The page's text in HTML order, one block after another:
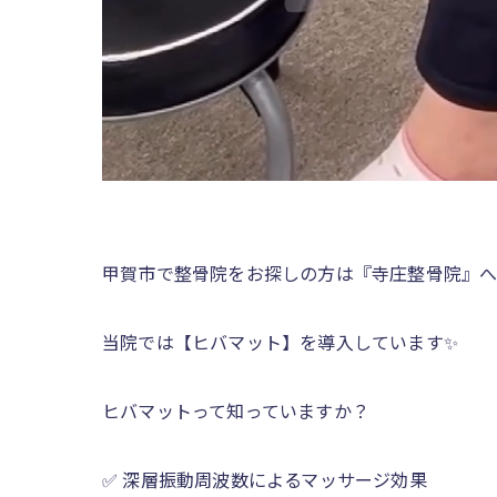
甲賀市で整骨院をお探しの方は『寺庄整骨院』
当院では【ヒバマット】を導入しています✨
ヒバマットって知っていますか？
✅ 深層振動周波数によるマッサージ効果